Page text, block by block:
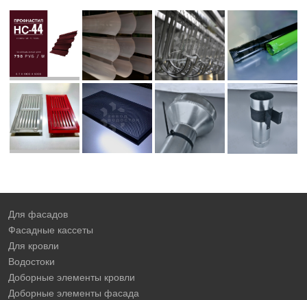
Для фасадов
Фасадные кассеты
Для кровли
Водостоки
Доборные элементы кровли
Доборные элементы фасада